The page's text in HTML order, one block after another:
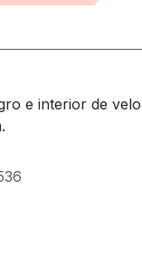
e interior de